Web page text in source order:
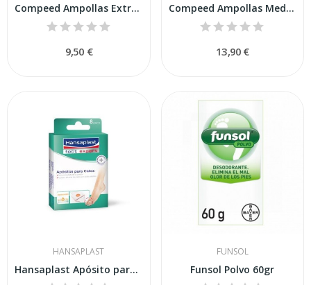
Compeed Ampollas Extreme 5 Un
9,50 €
Compeed Ampollas Medianas 10 Uds
13,90 €
HANSAPLAST
Hansaplast Apósito para Callos con Crema...
FUNSOL
Funsol Polvo 60gr